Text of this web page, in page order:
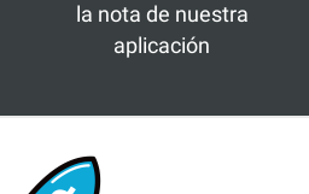
la nota de nuestra
aplicación